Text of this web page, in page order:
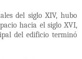
del siglo XIV, hubo
hacia el siglo XVI,
del edificio terminó